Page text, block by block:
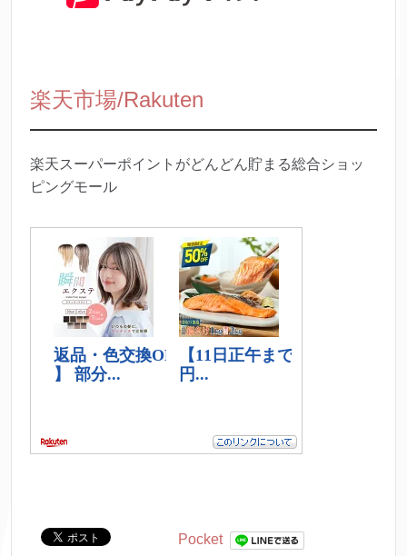
楽天市場/Rakuten
楽天スーパーポイントがどんどん貯まる総合ショッ
ピングモール
Pocket